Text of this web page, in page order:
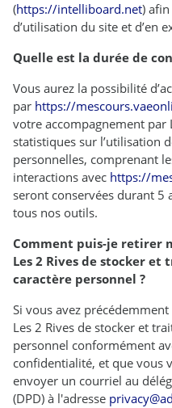
(https://intelliboard.net)
d’utilisation du site et d’en
Quelle est la durée de
Vous aurez la possibilité
par https://
votre accompagnement par
statistiques sur l’utilisation
personnelles, comprenant
interactions avec https://
seront conservées durant 5
tous nos outils.
Comment puis-je retirer
Les 2 Rives de stocker et
caractère personnel ?
Si vous avez
Les 2 Rives de stocker et
personnel conformément
confidentialité, et que vous
envoyer un courriel au
(DPD) à l'adresse